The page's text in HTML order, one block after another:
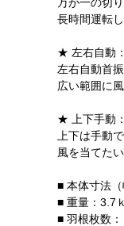
長時間運転
★ 左右自動
左右自動首
広い範囲に
★ 上下手動
上下は手動
風を当てた
■ 本体寸法
■ 重量：3.7
■ 羽根枚数